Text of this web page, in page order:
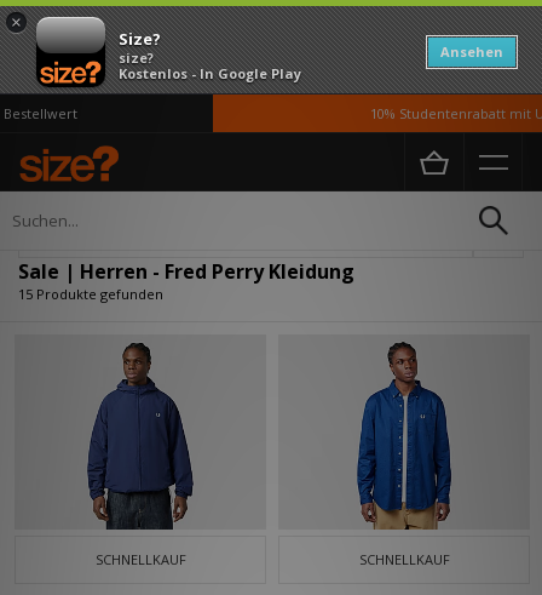
×
Size?
size?
Kostenlos - In Google Play
Ansehen
10% Studentenrabatt mit
Home Herren
Sale | Herren - Fred Perry Kleidung
15 Produkte gefunden
SCHNELLKAUF SCHNELLKAUF